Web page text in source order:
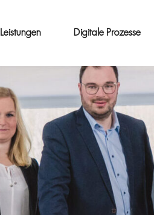
Leistungen Digitale Prozesse